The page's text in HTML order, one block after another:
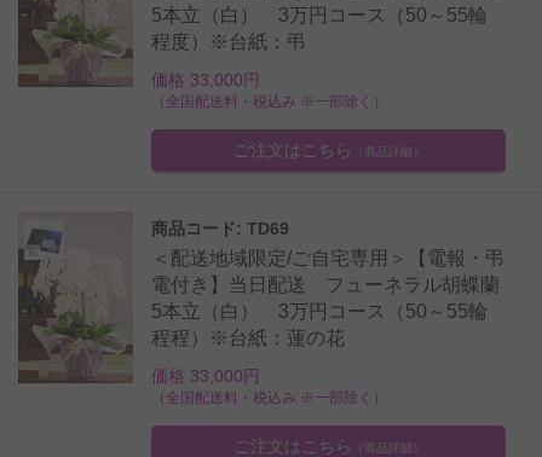
5本立（白） 3万円コース（50～55輪
程度）※台紙：弔
価格 33,000円
（全国配送料・税込み ※一部除く）
ご注文はこちら （商品詳細）
商品コード: TD69
＜配送地域限定/ご自宅専用＞【電報・弔
電付き】当日配送 フューネラル胡蝶蘭
5本立（白） 3万円コース（50～55輪
程程）※台紙：蓮の花
価格 33,000円
（全国配送料・税込み ※一部除く）
ご注文はこちら （商品詳細）